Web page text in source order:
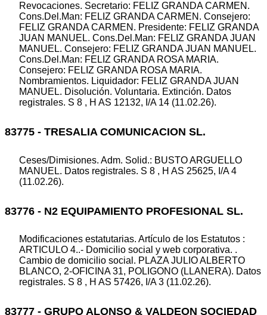
Revocaciones. Secretario: FELIZ GRANDA CARMEN.
Cons.Del.Man: FELIZ GRANDA CARMEN. Consejero:
FELIZ GRANDA CARMEN. Presidente: FELIZ GRANDA
JUAN MANUEL. Cons.Del.Man: FELIZ GRANDA JUAN
MANUEL. Consejero: FELIZ GRANDA JUAN MANUEL.
Cons.Del.Man: FELIZ GRANDA ROSA MARIA.
Consejero: FELIZ GRANDA ROSA MARIA.
Nombramientos. Liquidador: FELIZ GRANDA JUAN
MANUEL. Disolución. Voluntaria. Extinción. Datos
registrales. S 8 , H AS 12132, I/A 14 (11.02.26).
83775 - TRESALIA COMUNICACION SL.
Ceses/Dimisiones. Adm. Solid.: BUSTO ARGUELLO
MANUEL. Datos registrales. S 8 , H AS 25625, I/A 4
(11.02.26).
83776 - N2 EQUIPAMIENTO PROFESIONAL SL.
Modificaciones estatutarias. Artículo de los Estatutos :
ARTICULO 4..- Domicilio social y web corporativa. .
Cambio de domicilio social. PLAZA JULIO ALBERTO
BLANCO, 2-OFICINA 31, POLIGONO (LLANERA). Datos
registrales. S 8 , H AS 57426, I/A 3 (11.02.26).
83777 - GRUPO ALONSO & VALDEON SOCIEDAD